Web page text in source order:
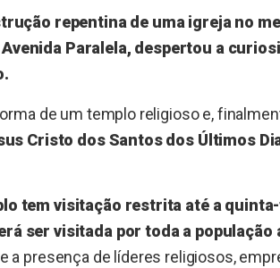
repentina de uma igreja no
Paralela, despertou a
de um templo religioso e,
Cristo dos Santos dos Últimos
tem visitação restrita até a
ser visitada por toda a população
a presença de líderes religiosos,